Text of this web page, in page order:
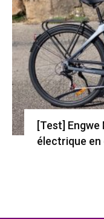
[Test] Engwe
électrique en